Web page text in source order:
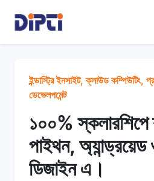
ইন্ডাস্ট্রি ইনসাইট, ক্লাউড কম্পিউটিং,
ডেভেলপমেন্ট
১০০% স্কলারশিপে
পাইথন, অ্যান্ড্রয়েড
ডিজাইন এ।